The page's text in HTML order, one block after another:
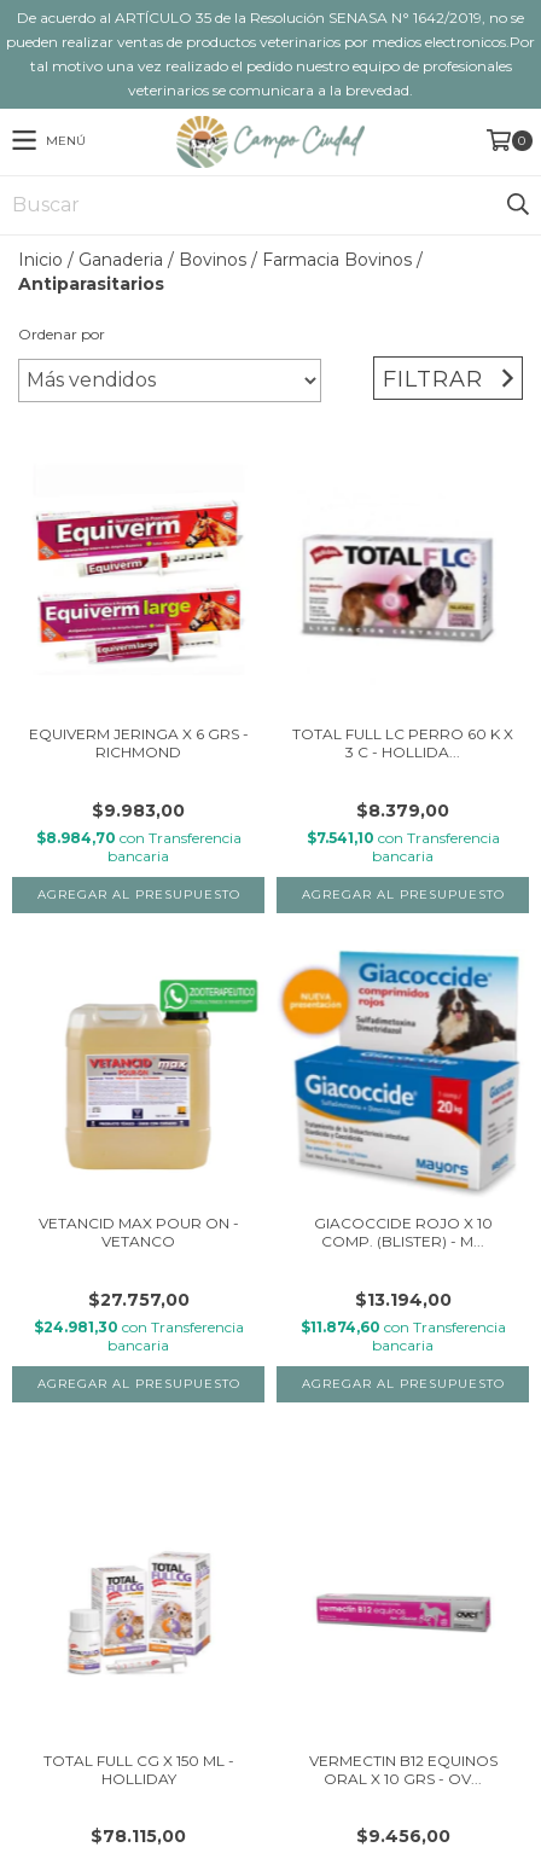
De acuerdo al ARTÍCULO 35 de la Resolución SENASA N° 1642/2019, no se
pueden realizar ventas de productos veterinarios por medios electronicos.Por
tal motivo una vez realizado el pedido nuestro equipo de profesionales
veterinarios se comunicara a la brevedad.
MENÚ 0
Inicio / Ganaderia / Bovinos / Farmacia Bovinos /
Antiparasitarios
Ordenar por
FILTRAR
EQUIVERM JERINGA X 6 GRS -
RICHMOND
$9.983,00
$8.984,70 con Transferencia
bancaria
TOTAL FULL LC PERRO 60 K X
3 C - HOLLIDA...
$8.379,00
$7.541,10 con Transferencia
bancaria
VETANCID MAX POUR ON -
VETANCO
$27.757,00
$24.981,30 con Transferencia
bancaria
GIACOCCIDE ROJO X 10
COMP. (BLISTER) - M...
$13.194,00
$11.874,60 con Transferencia
bancaria
TOTAL FULL CG X 150 ML -
HOLLIDAY
$78.115,00
VERMECTIN B12 EQUINOS
ORAL X 10 GRS - OV...
$9.456,00